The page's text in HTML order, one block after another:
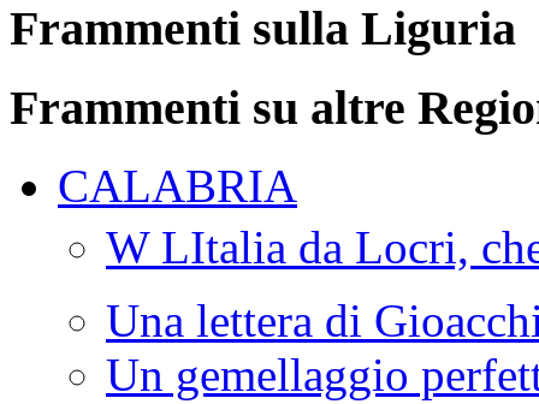
Frammenti sulla Liguria
Frammenti su altre
CALABRIA
W LItalia da Locri,
Una lettera di
Un gemellaggio